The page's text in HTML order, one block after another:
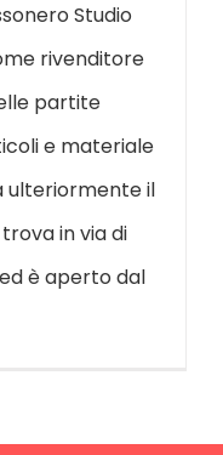
Studio
rivenditore
partite
e materiale
ulteriormente il
in via di
è aperto dal